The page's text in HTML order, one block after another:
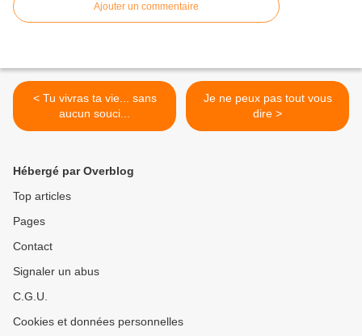
Ajouter un commentaire
< Tu vivras ta vie... sans
aucun souci...
Je ne peux pas tout vous
dire >
Hébergé par Overblog
Top articles
Pages
Contact
Signaler un abus
C.G.U.
Cookies et données personnelles